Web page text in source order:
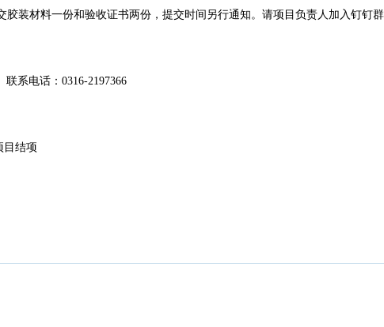
胶装材料一份和验收证书两份，提交时间另行通知。请项目负责人加入钉钉
系电话：0316-2197366
目结项